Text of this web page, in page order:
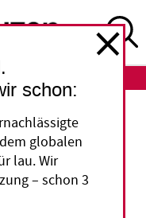
ABO
schon:
globalen
lau. Wir
– schon 3